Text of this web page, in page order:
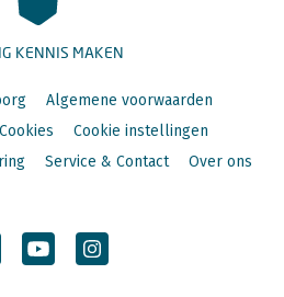
KENNIS MAKEN
Algemene voorwaarden
Cookies
Cookie instellingen
Service & Contact Over ons